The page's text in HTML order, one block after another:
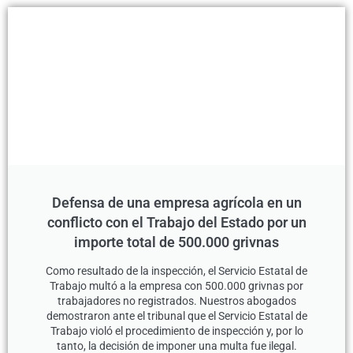
Defensa de una empresa agrícola en un
conflicto con el Trabajo del Estado por un
importe total de 500.000 grivnas
Como resultado de la inspección, el Servicio Estatal de
Trabajo multó a la empresa con 500.000 grivnas por
trabajadores no registrados. Nuestros abogados
demostraron ante el tribunal que el Servicio Estatal de
Trabajo violó el procedimiento de inspección y, por lo
tanto, la decisión de imponer una multa fue ilegal.